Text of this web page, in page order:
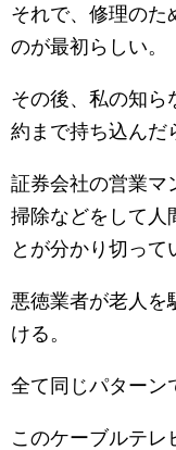
それで、修理のた
のが最初らしい。
その後、私の知ら
約まで持ち込んだ
証券会社の営業マ
掃除などをして人
とが分かり切って
悪徳業者が老人を
ける。
全て同じパターン
このケーブルテレ